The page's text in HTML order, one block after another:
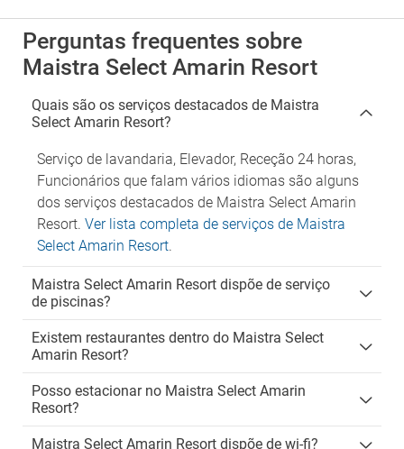
Perguntas frequentes sobre
Maistra Select Amarin Resort
Quais são os serviços destacados de Maistra
Select Amarin Resort?
Serviço de lavandaria, Elevador, Receção 24 horas,
Funcionários que falam vários idiomas são alguns
dos serviços destacados de Maistra Select Amarin
Resort. Ver lista completa de serviços de Maistra
Select Amarin Resort.
Maistra Select Amarin Resort dispõe de serviço
de piscinas?
Existem restaurantes dentro do Maistra Select
Amarin Resort?
Posso estacionar no Maistra Select Amarin
Resort?
Maistra Select Amarin Resort dispõe de wi-fi?